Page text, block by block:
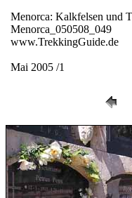
Menorca: Kalkfelsen und
Menorca_050508_049
www.TrekkingGuide.de
Mai 2005 /1